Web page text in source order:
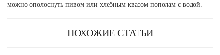
можно ополоснуть пивом или хлебным квасом пополам с водой.
ПОХОЖИЕ СТАТЬИ